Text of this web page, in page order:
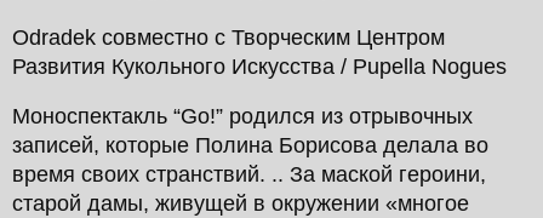
Odradek совместно с Творческим Центром
Развития Кукольного Искусства / Pupella Nogues
Моноспектакль “Go!” родился из отрывочных
записей, которые Полина Борисова делала во
время своих странствий. .. За маской героини,
старой дамы, живущей в окружении «многое